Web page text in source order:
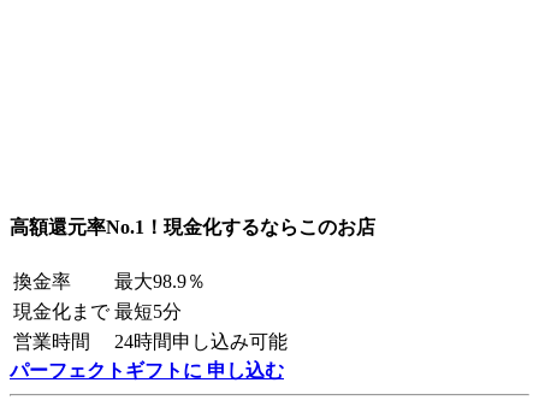
高額還元率No.1！現金化するならこのお店
換金率
最大98.9％
現金化まで 最短5分
営業時間
24時間申し込み可能
パーフェクトギフトに 申し込む